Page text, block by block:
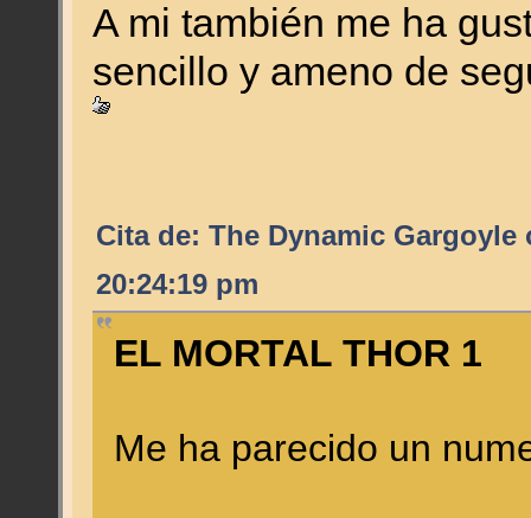
A mi también me ha
sencillo y ameno de
Cita de: The Dynamic Gargoyle
20:24:19 pm
EL MORTAL THOR 1
Me ha parecido un